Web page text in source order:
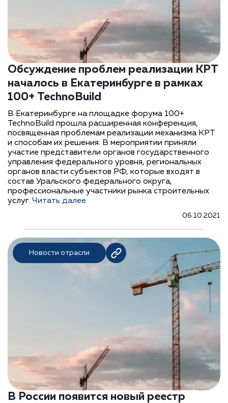
Обсуждение проблем реализации КРТ
началось в Екатеринбурге в рамках
100+ TechnoBuild
В Екатеринбурге на площадке форума 100+
TechnoBuild прошла расширенная конференция,
посвященная проблемам реализации механизма КРТ
и способам их решения. В мероприятии приняли
участие представители органов государственного
управления федерального уровня, региональных
органов власти субъектов РФ, которые входят в
состав Уральского федерального округа,
профессиональные участники рынка строительных
услуг. Читать далее
06.10.2021
Новости отрасли
В России появится новый реестр